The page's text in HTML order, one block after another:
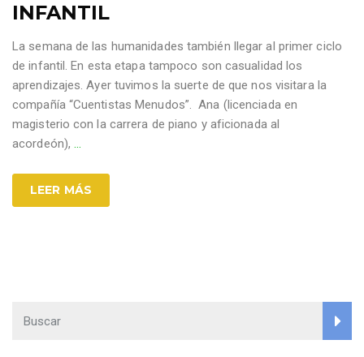
INFANTIL
La semana de las humanidades también llegar al primer ciclo
de infantil. En esta etapa tampoco son casualidad los
aprendizajes. Ayer tuvimos la suerte de que nos visitara la
compañía “Cuentistas Menudos”. Ana (licenciada en
magisterio con la carrera de piano y aficionada al
acordeón),…
LEER MÁS